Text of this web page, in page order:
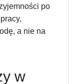
po
a nie na
w